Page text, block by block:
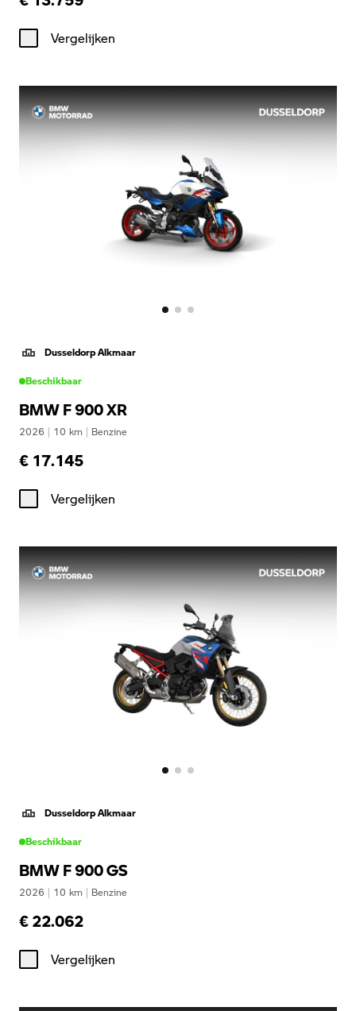
Vergelijken
Dusseldorp Alkmaar
Beschikbaar
BMW F 900 XR
2026 | 10 km | Benzine
€ 17.145
Vergelijken
Dusseldorp Alkmaar
Beschikbaar
BMW F 900 GS
2026 | 10 km | Benzine
€ 22.062
Vergelijken